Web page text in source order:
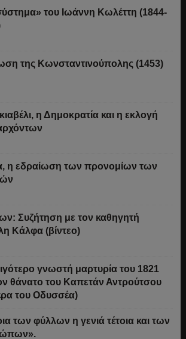
του Ιωάννη Κωλέττη (1844-
της Κωνσταντινούπολης (1453)
η Δημοκρατία και η εκλογή
η εδραίωση των προνομίων των
Συζήτηση με τον καθηγητή
Κάλφα (βίντεο)
γνωστή μαρτυρία του 1821
θάνατο του Καπετάν Αντρούτσου
του Οδυσσέα)
των φύλλων η γενιά τέτοια και των